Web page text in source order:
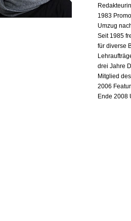
1983
Umzug
Seit 1985
für diverse
drei Jahre
Mitglied
2006
Ende 2008